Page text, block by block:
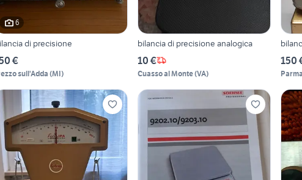
6
di precisione
€
sull'Adda (MI)
bilancia di precisione analogica
10 €
Cuasso al Monte(VA)
150
Parma